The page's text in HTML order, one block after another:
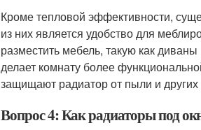
Кроме тепловой эффективности,
из них является удобство для
разместить мебель, такую как
делает комнату более
защищают радиатор от пыли и других
Вопрос 4: Как радиаторы под